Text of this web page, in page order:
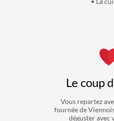
Le coup
Vous repartez
fournée de
déguster avec